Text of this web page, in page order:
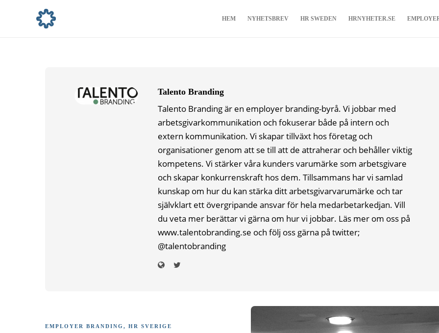
HEM NYHETSBREV HR SWEDEN HRNYHETER.SE
Talento Branding
Talento Branding är en employer branding-byrå. Vi jobbar med
arbetsgivarkommunikation och fokuserar både på intern och
extern kommunikation. Vi skapar tillväxt hos företag och
organisationer genom att se till att de attraherar och behåller viktig
kompetens. Vi stärker våra kunders varumärke som arbetsgivare
och skapar konkurrenskraft hos dem. Tillsammans har vi samlad
kunskap om hur du kan stärka ditt arbetsgivarvarumärke och tar
självklart ett övergripande ansvar för hela medarbetarkedjan. Vill
du veta mer berättar vi gärna om hur vi jobbar. Läs mer om oss på
www.talentobranding.se och följ oss gärna på twitter;
@talentobranding
EMPLOYER BRANDING , HR SVERIGE